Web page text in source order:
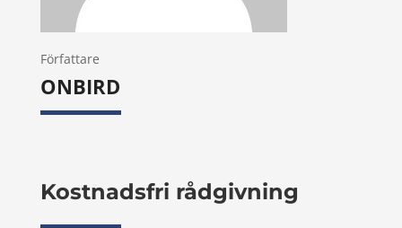
Författare
ONBIRD
Kostnadsfri rådgivning